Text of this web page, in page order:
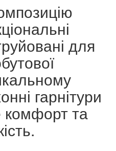
для
гарнітури
та